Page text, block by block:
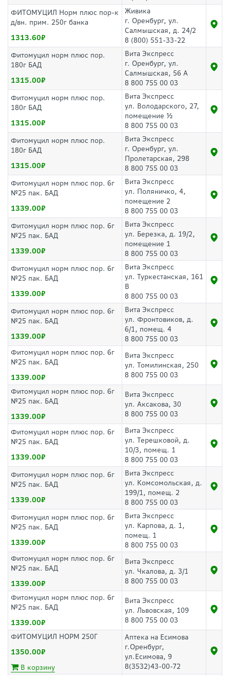
ФИТОМУЦИЛ Норм плюс пор-к
д/вн. прим. 250г банка
1313.60
Живика
г. Оренбург, ул.
Салмышская, д. 24/2
8 (800) 551-33-22
Фитомуцил норм плюс пор.
180г БАД
1315.00
Вита Экспресс
г. Оренбург, ул.
Салмышская, 56 А
8 800 755 00 03
Фитомуцил норм плюс пор.
180г БАД
1315.00
Вита Экспресс
ул. Володарского, 27,
помещение ½
8 800 755 00 03
Фитомуцил норм плюс пор.
180г БАД
1315.00
Вита Экспресс
г. Оренбург, ул.
Пролетарская, 298
8 800 755 00 03
Фитомуцил норм плюс пор. 6г
№25 пак. БАД
1339.00
Вита Экспресс
ул. Поляничко, 4,
помещение 2
8 800 755 00 03
Фитомуцил норм плюс пор. 6г
№25 пак. БАД
1339.00
Вита Экспресс
ул. Березка, д. 19/2,
помещение 1
8 800 755 00 03
Фитомуцил норм плюс пор. 6г
№25 пак. БАД
1339.00
Вита Экспресс
ул. Туркестанская, 161
В
8 800 755 00 03
Фитомуцил норм плюс пор. 6г
№25 пак. БАД
1339.00
Вита Экспресс
ул. Фронтовиков, д.
6/1, помещ. 4
8 800 755 00 03
Фитомуцил норм плюс пор. 6г
№25 пак. БАД
1339.00
Вита Экспресс
ул. Томилинская, 250
8 800 755 00 03
Фитомуцил норм плюс пор. 6г
№25 пак. БАД
1339.00
Вита Экспресс
ул. Аксакова, 30
8 800 755 00 03
Фитомуцил норм плюс пор. 6г
№25 пак. БАД
1339.00
Вита Экспресс
ул. Терешковой, д.
10/3, помещ. 1
8 800 755 00 03
Фитомуцил норм плюс пор. 6г
№25 пак. БАД
1339.00
Вита Экспресс
ул. Комсомольская, д.
199/1, помещ. 2
8 800 755 00 03
Фитомуцил норм плюс пор. 6г
№25 пак. БАД
1339.00
Вита Экспресс
ул. Карпова, д. 1,
помещ. 1
8 800 755 00 03
Фитомуцил норм плюс пор. 6г
№25 пак. БАД
1339.00
Вита Экспресс
ул. Чкалова, д. 3/1
8 800 755 00 03
Фитомуцил норм плюс пор. 6г
№25 пак. БАД
1339.00
Вита Экспресс
ул. Львовская, 109
8 800 755 00 03
ФИТОМУЦИЛ НОРМ 250Г
1350.00
В корзину
Аптека на Есимова
г.Оренбург,
ул.Есимова, 9
8(3532)43-00-72